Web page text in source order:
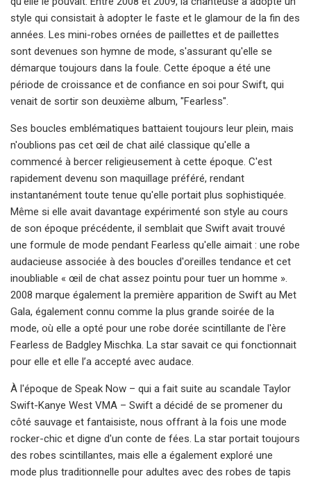
style qui consistait à adopter le faste et le glamour de la fin des
années. Les mini-robes ornées de paillettes et de paillettes
sont devenues son hymne de mode, s'assurant qu'elle se
démarque toujours dans la foule. Cette époque a été une
période de croissance et de confiance en soi pour Swift, qui
venait de sortir son deuxième album, "Fearless".
Ses boucles emblématiques battaient toujours leur plein, mais
n'oublions pas cet œil de chat ailé classique qu'elle a
commencé à bercer religieusement à cette époque. C'est
rapidement devenu son maquillage préféré, rendant
instantanément toute tenue qu'elle portait plus sophistiquée.
Même si elle avait davantage expérimenté son style au cours
de son époque précédente, il semblait que Swift avait trouvé
une formule de mode pendant Fearless qu'elle aimait : une robe
audacieuse associée à des boucles d'oreilles tendance et cet
inoubliable « œil de chat assez pointu pour tuer un homme ».
2008 marque également la première apparition de Swift au Met
Gala, également connu comme la plus grande soirée de la
mode, où elle a opté pour une robe dorée scintillante de l'ère
Fearless de Badgley Mischka. La star savait ce qui fonctionnait
pour elle et elle l’a accepté avec audace.
À l'époque de Speak Now – qui a fait suite au scandale Taylor
Swift-Kanye West VMA – Swift a décidé de se promener du
côté sauvage et fantaisiste, nous offrant à la fois une mode
rocker-chic et digne d'un conte de fées. La star portait toujours
des robes scintillantes, mais elle a également exploré une
mode plus traditionnelle pour adultes avec des robes de tapis